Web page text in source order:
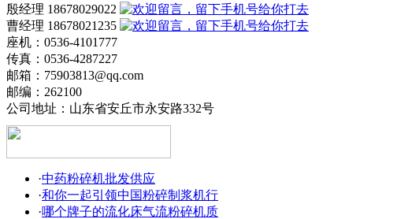
殷经理 18678029022
曹经理 18678021235
座机：0536-4101777
传真：0536-4287227
邮箱：75903813@qq.com
邮编：262100
公司地址：山东省安丘市永安路332号
·中药粉碎机批发供应
·和你一起引领中国粉碎制浆机行
·哪个牌子的流化床气流粉碎机质